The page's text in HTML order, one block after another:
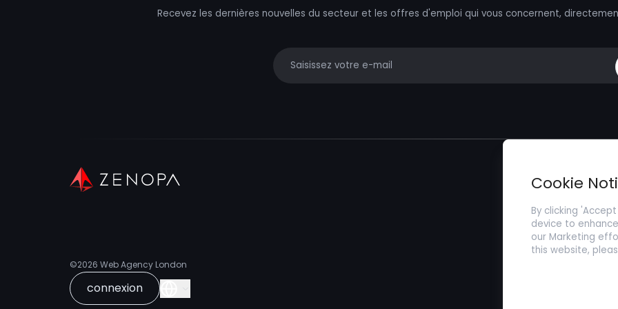
Recevez les dernières nouvelles du secteur et les offres d'emploi qui vous concernent,
©2026 Web Agency London
connexion
Trouver un
Soumettez
Cookie
By clicking
device to
our Marketing
this website,